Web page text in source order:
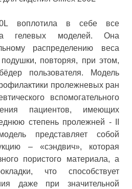
воплотила в себе все
гелевых моделей. Она
распределению веса
повторяя, при этом,
пользователя. Модель
пролежневых ран
вспомогательного
пациентов, имеющих
степень пролежней - II
представляет собой
– «сэндвич», которая
пористого материала, а
что способствует
даже при значительной